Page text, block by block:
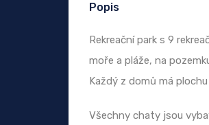
Popis
Rekreační park s 9
moře a pláže, na
Každý z domů má
Všechny chaty jsou